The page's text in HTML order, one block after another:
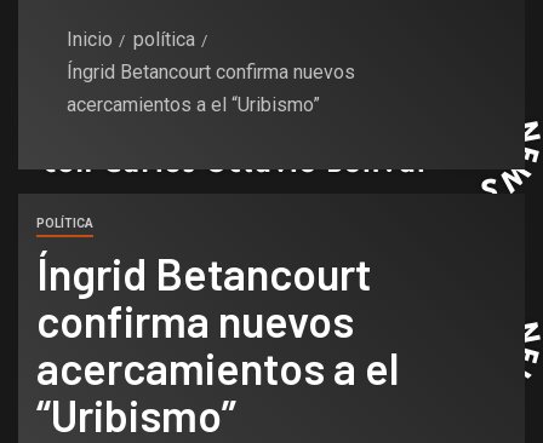
Inicio
política
Íngrid Betancourt confirma nuevos
acercamientos a el “Uribismo”
POLÍTICA
Íngrid Betancourt
confirma nuevos
acercamientos a el
“Uribismo”